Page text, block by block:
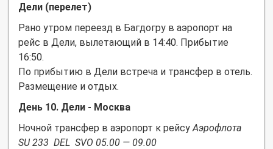
Дели (перелет)
Рано утром переезд в Багдогру в аэропорт на
рейс в Дели, вылетающий в 14:40. Прибытие
16:50.
По прибытию в Дели встреча и трансфер в отель.
Размещение и отдых.
День 10. Дели - Москва
Ночной трансфер в аэропорт к рейсуАэрофлота
SU 233 DEL SVO 05.00 — 09.00